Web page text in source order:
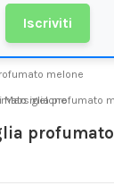
Iscriviti